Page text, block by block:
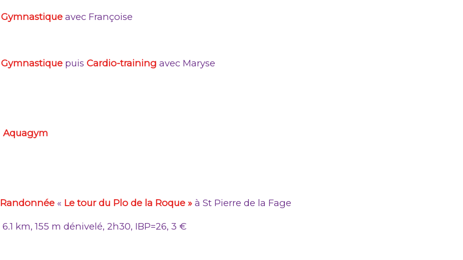
Gymnastique avec Françoise
Gymnastique puis Cardio-training avec Maryse
Aquagym
Randonnée « Le tour du Plo de la Roque » à St Pierre de la Fage
6.1 km, 155 m dénivelé, 2h30, IBP=26, 3 €